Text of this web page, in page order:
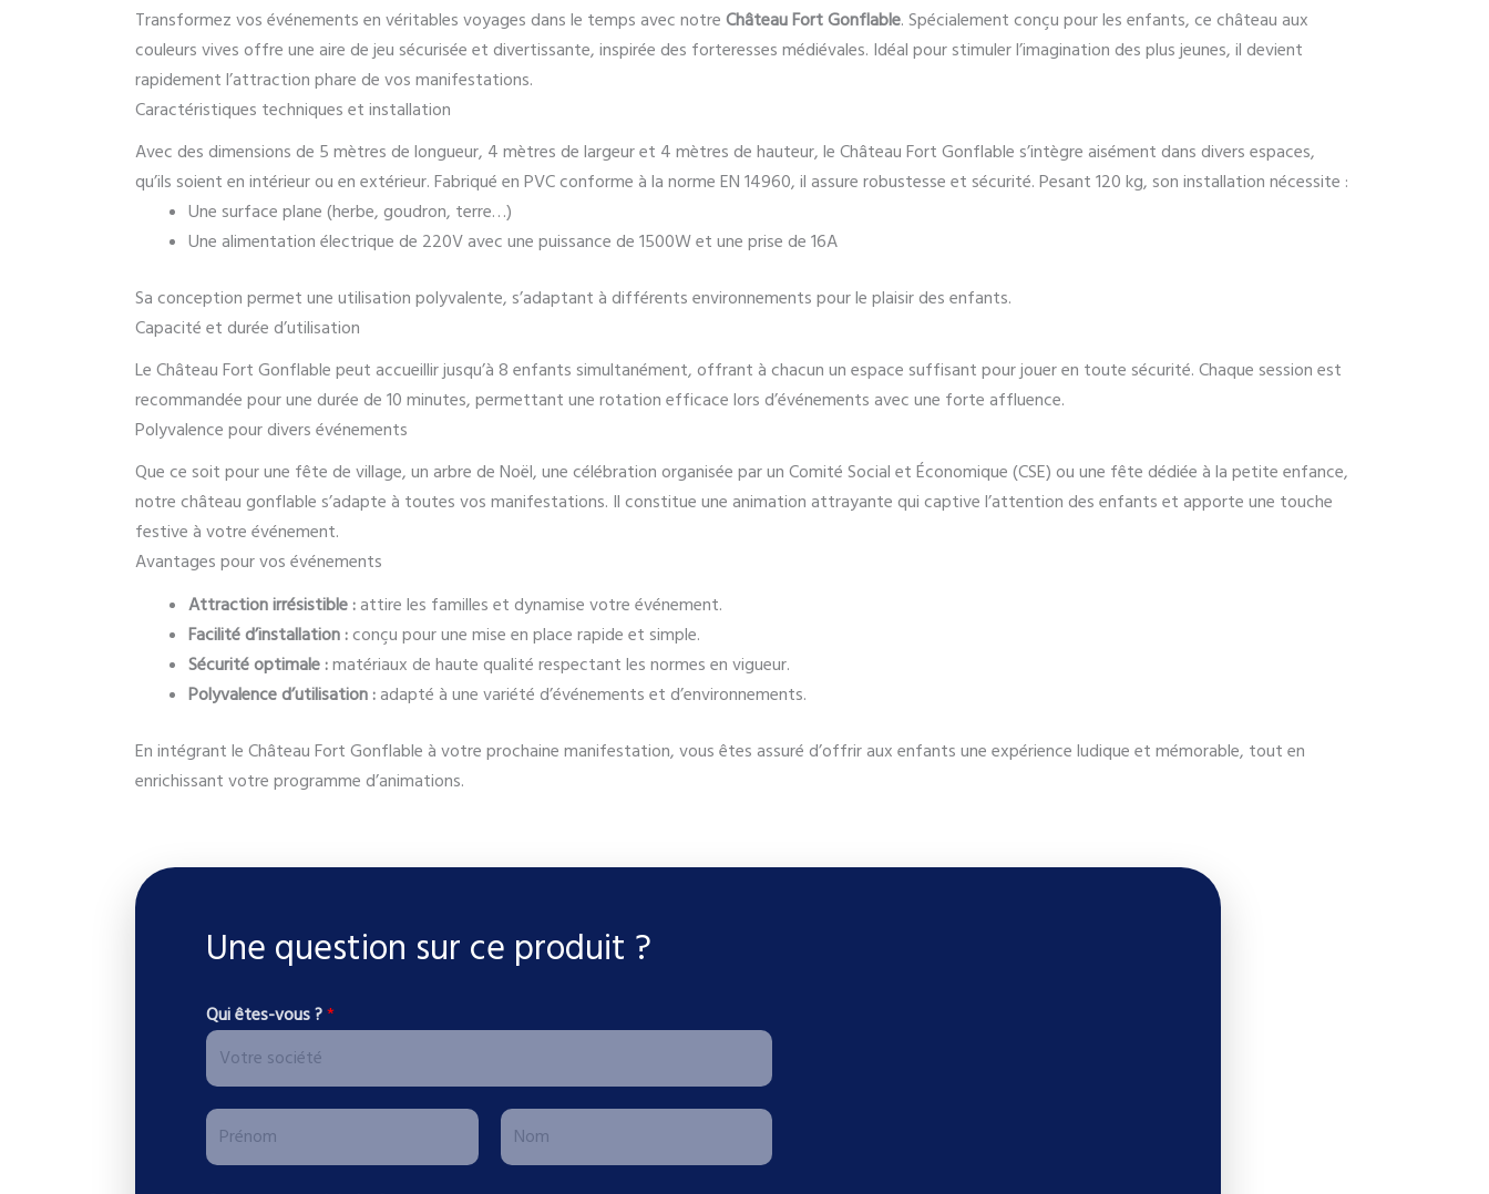
Transformez vos événements en véritables voyages dans le temps avec notre Château Fort Gonflable. Spécialement conçu pour les enfants, ce château aux
couleurs vives offre une aire de jeu sécurisée et divertissante, inspirée des forteresses médiévales. Idéal pour stimuler l’imagination des plus jeunes, il devient
rapidement l’attraction phare de vos manifestations.
Caractéristiques techniques et installation
Avec des dimensions de 5 mètres de longueur, 4 mètres de largeur et 4 mètres de hauteur, le Château Fort Gonflable s’intègre aisément dans divers espaces,
qu’ils soient en intérieur ou en extérieur. Fabriqué en PVC conforme à la norme EN 14960, il assure robustesse et sécurité. Pesant 120 kg, son installation nécessite :
Une surface plane (herbe, goudron, terre…)
Une alimentation électrique de 220V avec une puissance de 1500W et une prise de 16A
Sa conception permet une utilisation polyvalente, s’adaptant à différents environnements pour le plaisir des enfants.
Capacité et durée d’utilisation
Le Château Fort Gonflable peut accueillir jusqu’à 8 enfants simultanément, offrant à chacun un espace suffisant pour jouer en toute sécurité. Chaque session est
recommandée pour une durée de 10 minutes, permettant une rotation efficace lors d’événements avec une forte affluence.
Polyvalence pour divers événements
Que ce soit pour une fête de village, un arbre de Noël, une célébration organisée par un Comité Social et Économique (CSE) ou une fête dédiée à la petite enfance,
notre château gonflable s’adapte à toutes vos manifestations. Il constitue une animation attrayante qui captive l’attention des enfants et apporte une touche
festive à votre événement.
Avantages pour vos événements
Attraction irrésistible :attire les familles et dynamise votre événement.
Facilité d’installation :conçu pour une mise en place rapide et simple.
Sécurité optimale :matériaux de haute qualité respectant les normes en vigueur.
Polyvalence d’utilisation :adapté à une variété d’événements et d’environnements.
En intégrant le Château Fort Gonflable à votre prochaine manifestation, vous êtes assuré d’offrir aux enfants une expérience ludique et mémorable, tout en
enrichissant votre programme d’animations.
Une question sur ce produit ?
Qui êtes-vous ?*
P
r